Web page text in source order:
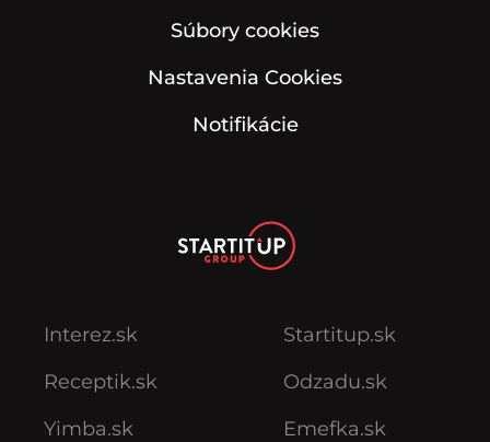
Súbory cookies
Nastavenia Cookies
Notifikácie
Interez.sk
Receptik.sk
Yimba.sk
Startitup.sk
Odzadu.sk
Emefka.sk